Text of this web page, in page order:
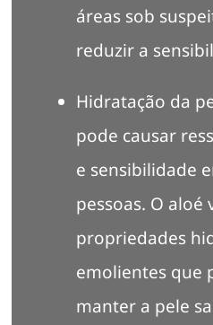
áreas sob
reduzir a
Hidratação da
pode causar
e sensibilidade
pessoas. O aloé
propriedades
emolientes que
manter a pele